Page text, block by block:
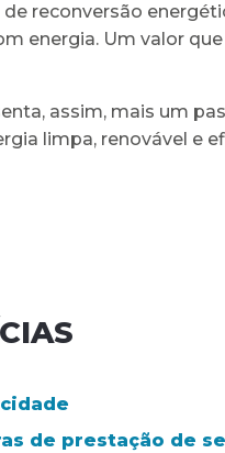
reconversão
energia. Um valor
assim, mais um
limpa, renovável e
de prestação de